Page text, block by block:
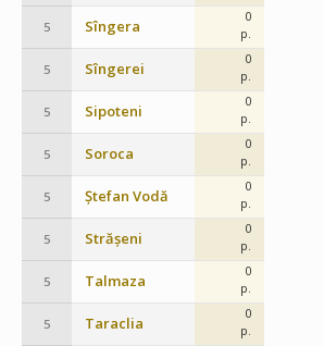
5 Sîngera
0
p.
5 Sîngerei
0
p.
5 Sipoteni
0
p.
5 Soroca
0
p.
5 Ștefan Vodă
0
p.
5 Strășeni
0
p.
5 Talmaza
0
p.
5 Taraclia
0
p.